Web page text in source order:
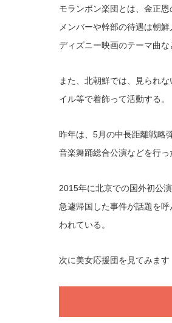
モランボン楽団とは、金正
メンバーや幹部の待遇は朝
ディズニー映画のテーマ曲
また、北朝鮮では、見られ
イル等で着飾って活動する。
昨年は、5月の中長距離戦略
音楽舞踊総合公演などを行っ
2015年に北京での国外初公
急遽帰国した事件が話題を
われている。
次に美女応援団を見てみます